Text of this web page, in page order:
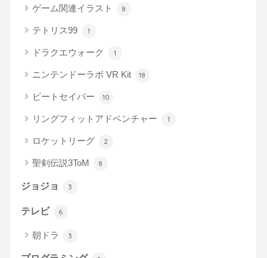
ゲーム関連イラスト 8
テトリス99 1
ドラクエウォーク 1
ニンテンドーラボ VR Kit 18
ビートセイバー 10
リングフィットアドベンチャー 1
ロケットリーグ 2
聖剣伝説3ToM 8
ジョジョ 3
テレビ 6
朝ドラ 3